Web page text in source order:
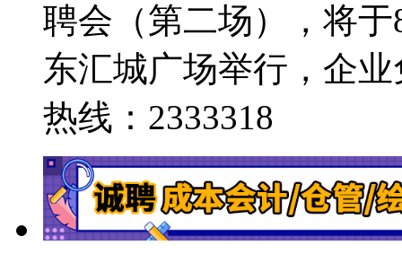
聘会（第二场），将
东汇城广场举行，企
热线：2333318